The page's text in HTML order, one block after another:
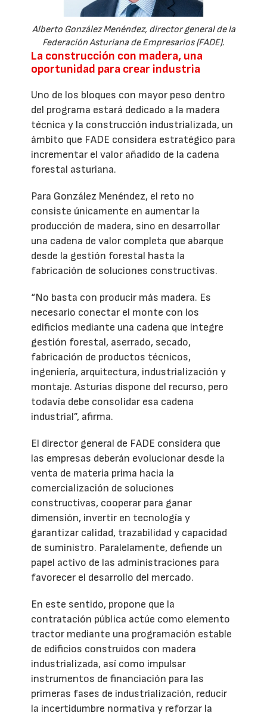
Alberto González Menéndez, director general de la
Federación Asturiana de Empresarios (FADE).
La construcción con madera, una
oportunidad para crear industria
Uno de los bloques con mayor peso dentro
del programa estará dedicado a la madera
técnica y la construcción industrializada, un
ámbito que FADE considera estratégico para
incrementar el valor añadido de la cadena
forestal asturiana.
Para González Menéndez, el reto no
consiste únicamente en aumentar la
producción de madera, sino en desarrollar
una cadena de valor completa que abarque
desde la gestión forestal hasta la
fabricación de soluciones constructivas.
“No basta con producir más madera. Es
necesario conectar el monte con los
edificios mediante una cadena que integre
gestión forestal, aserrado, secado,
fabricación de productos técnicos,
ingeniería, arquitectura, industrialización y
montaje. Asturias dispone del recurso, pero
todavía debe consolidar esa cadena
industrial”, afirma.
El director general de FADE considera que
las empresas deberán evolucionar desde la
venta de materia prima hacia la
comercialización de soluciones
constructivas, cooperar para ganar
dimensión, invertir en tecnología y
garantizar calidad, trazabilidad y capacidad
de suministro. Paralelamente, defiende un
papel activo de las administraciones para
favorecer el desarrollo del mercado.
En este sentido, propone que la
contratación pública actúe como elemento
tractor mediante una programación estable
de edificios construidos con madera
industrializada, así como impulsar
instrumentos de financiación para las
primeras fases de industrialización, reducir
la incertidumbre normativa y reforzar la